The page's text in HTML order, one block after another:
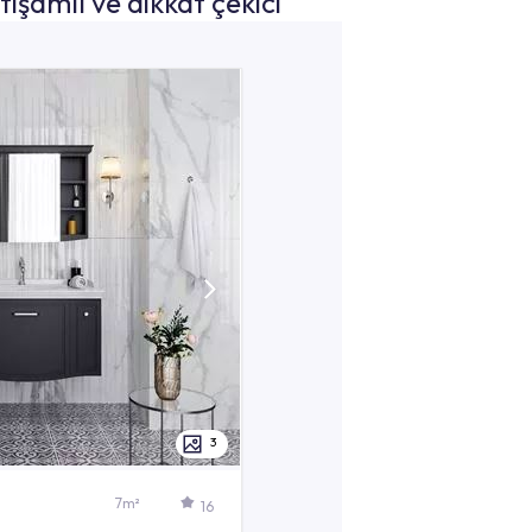
için klasik bir
tasarım seçin.
TÜM KOLEKSİYONLARI GÖR
3
7m² 16